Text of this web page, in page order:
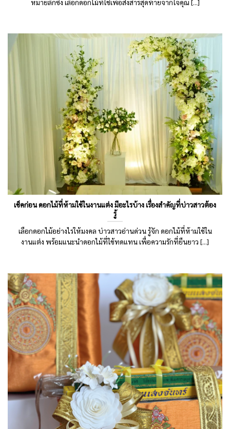
หมายลึกซึ้ง เลือกดอกไม้ที่ใช่เพื่อส่งสารสุดท้ายจากใจคุณ [...]
เช็คก่อน ดอกไม้ที่ห้ามใช้ในงานแต่ง มีอะไรบ้าง เรื่องสำคัญที่บ่าวสาวต้อง
รู้
เลือกดอกไม้อย่างไรให้มงคล บ่าวสาวอ่านด่วน รู้จัก ดอกไม้ที่ห้ามใช้ใน
งานแต่ง พร้อมแนะนำดอกไม้ที่ใช้ทดแทน เพื่อความรักที่ยืนยาว [...]